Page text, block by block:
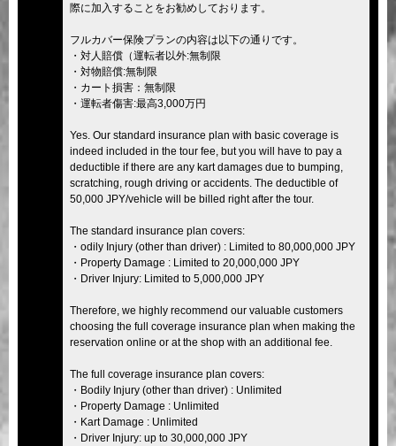
際に加入することをお勧めしております。
フルカバー保険プランの内容は以下の通りです。
・対人賠償（運転者以外:無制限
・対物賠償:無制限
・カート損害：無制限
・運転者傷害:最高3,000万円
Yes. Our standard insurance plan with basic coverage is
indeed included in the tour fee, but you will have to pay a
deductible if there are any kart damages due to bumping,
scratching, rough driving or accidents. The deductible of
50,000 JPY/vehicle will be billed right after the tour.
The standard insurance plan covers:
・odily Injury (other than driver) : Limited to 80,000,000 JPY
・Property Damage : Limited to 20,000,000 JPY
・Driver Injury: Limited to 5,000,000 JPY
Therefore, we highly recommend our valuable customers
choosing the full coverage insurance plan when making the
reservation online or at the shop with an additional fee.
The full coverage insurance plan covers:
・Bodily Injury (other than driver) : Unlimited
・Property Damage : Unlimited
・Kart Damage : Unlimited
・Driver Injury: up to 30,000,000 JPY